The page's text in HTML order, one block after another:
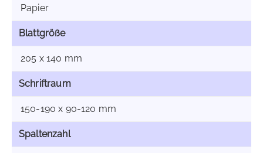
Papier
Blattgröße
205 x 140 mm
Schriftraum
150-190 x 90-120 mm
Spaltenzahl